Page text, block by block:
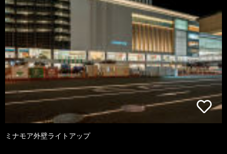
ミナモア外壁ライトアップ